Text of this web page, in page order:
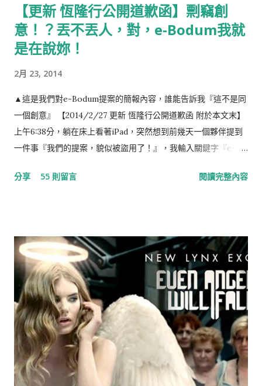
【更新 恆隆行公開道歉函】剽竊創
意！？丟不丟人，對，e-Bodum我就
是在說妳！
2月 23, 2014
▲這是我們對e-Bodum提案的簡報內容，誰能告訴我『這不是同
一個創意』 【2014/2/27 更新 恆隆行公開道歉函 附於本文末】
上午6:38分，躺在床上看著iPad，突然想到前幾天一個夥伴提到
一件事『我們的提案，貌似被盜用了！』，我輸入關鍵字『e-
出，這就是我們對e-Bodum提案的內容。提案，我們沒有收到任
子時有所聞，但想不到走到21世紀的今天，台灣還存有如此明目
張膽，不尊重創意，毫不掩飾的整碗捧去的公司，這已經不是
“偷”，而是“搶劫”！ ▲ 資料來源：Now News 記者：彭夢竺 。
標題：世界最小咖啡館在電梯裡
分享 55 則留言 閱讀完整內容